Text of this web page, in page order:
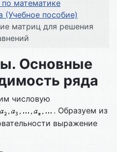
математике
пособие)
матриц для решения
Основные
ряда
числовую
. Образуем из
выражение